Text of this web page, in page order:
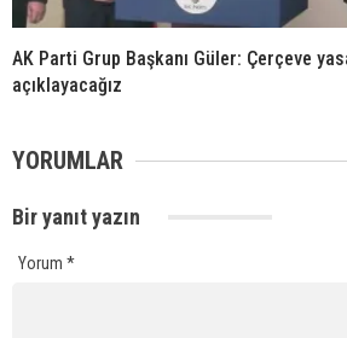
AK Parti Grup Başkanı Güler: Çerçeve
açıklayacağız
YORUMLAR
Bir yanıt yazın
Yorum *